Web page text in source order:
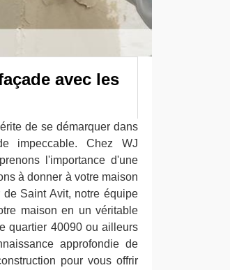
avec les
de se démarquer dans
impeccable. Chez WJ
l'importance d'une
à donner à votre maison
Saint Avit, notre équipe
maison en un véritable
quartier 40090 ou ailleurs
approfondie de
pour vous offrir